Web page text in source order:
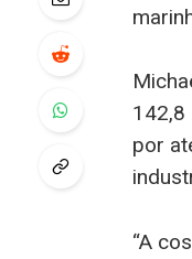
142,8
por
“A